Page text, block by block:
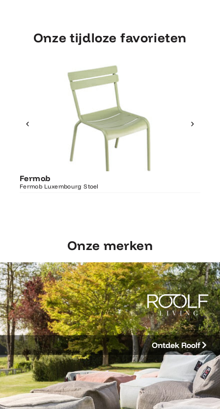
Onze tijdloze favorieten
Fermob
Fermob Luxembourg Stoel
Ontdek Fermob
Luxembourg Stoel
Onze merken
Ontdek Roolf